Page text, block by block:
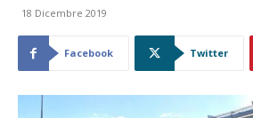
18 Dicembre 2019
Facebook Twitter